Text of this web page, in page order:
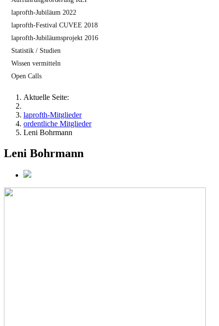
laprofth-Jubiläum 2022
laprofth-Festival CUVEE 2018
laprofth-Jubiläumsprojekt 2016
Statistik / Studien
Wissen vermitteln
Open Calls
Aktuelle Seite:
laprofth-Mitglieder
ordentliche Mitglieder
Leni Bohrmann
Leni Bohrmann